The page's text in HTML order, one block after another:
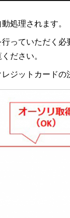
処理されます。
っていただく
ださい。
ジットカードの